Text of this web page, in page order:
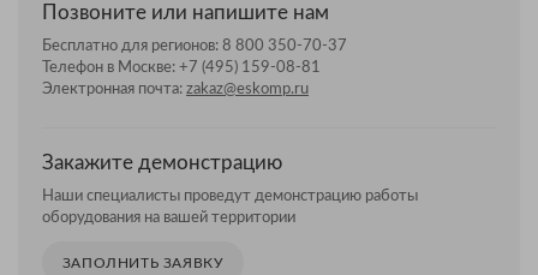
Позвоните или напишите нам
Бесплатно для регионов: 8 800 350-70-37
Телефон в Москве: +7 (495) 159-08-81
Электронная почта: zakaz@eskomp.ru
Закажите демонстрацию
Наши специалисты проведут демонстрацию работы
оборудования на вашей территории
ЗАПОЛНИТЬ ЗАЯВКУ